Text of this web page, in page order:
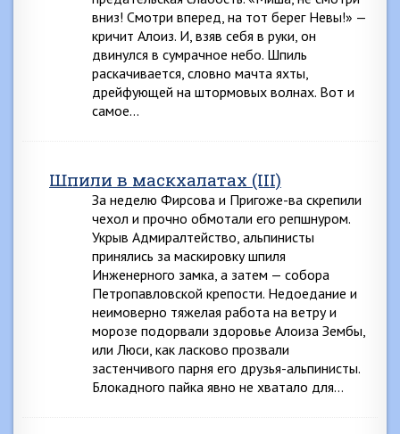
вниз! Смотри вперед, на тот берег Невы!» —
кричит Алоиз. И, взяв себя в руки, он
двинулся в сумрачное небо. Шпиль
раскачивается, словно мачта яхты,
дрейфующей на штормовых волнах. Вот и
самое…
Шпили в маскхалатах (III)
За неделю Фирсова и Пригоже-ва скрепили
чехол и прочно обмотали его репшнуром.
Укрыв Адмиралтейство, альпинисты
принялись за маскировку шпиля
Инженерного замка, а затем — собора
Петропавловской крепости. Недоедание и
неимоверно тяжелая работа на ветру и
морозе подорвали здоровье Алоиза Зембы,
или Люси, как ласково прозвали
застенчивого парня его друзья-альпинисты.
Блокадного пайка явно не хватало для…